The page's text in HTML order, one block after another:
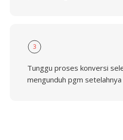
3
Tunggu proses konversi
mengunduh pgm setelahnya